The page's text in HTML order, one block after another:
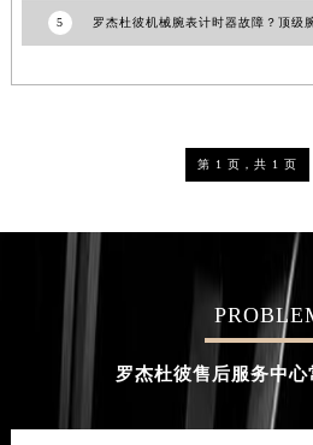
5 罗杰杜彼机械腕表计时器故障？顶级
第 1 页，共 1 页
罗杰杜彼售后服务中